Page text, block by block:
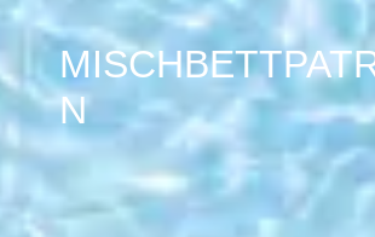
N